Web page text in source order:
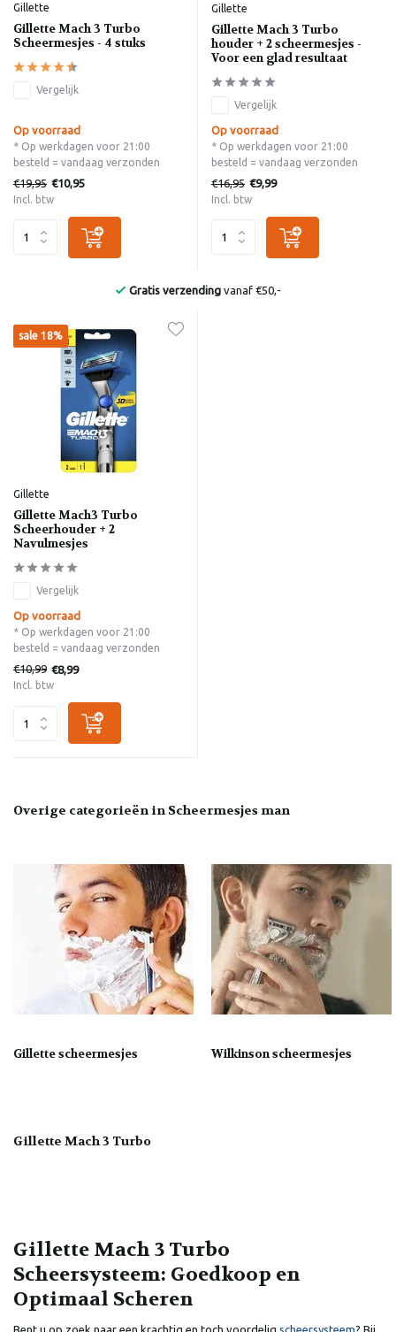
Gillette
Gillette Mach 3 Turbo
Scheermesjes - 4 stuks
Vergelijk
Op voorraad
* Op werkdagen voor 21:00
besteld = vandaag verzonden
€19,95 €10,95
Incl. btw
Gillette
Gillette Mach 3 Turbo
houder + 2 scheermesjes -
Voor een glad resultaat
Vergelijk
Op voorraad
* Op werkdagen voor 21:00
besteld = vandaag verzonden
€16,95 €9,99
Incl. btw
Gratis verzending vanaf €50,-
sale 18%
Gillette
Gillette Mach3 Turbo
Scheerhouder + 2
Navulmesjes
Vergelijk
Op voorraad
* Op werkdagen voor 21:00
besteld = vandaag verzonden
€10,99 €8,99
Incl. btw
Overige categorieën in Scheermesjes man
Gillette scheermesjes Wilkinson scheermesjes
Gillette Mach 3 Turbo
Gillette Mach 3 Turbo
Scheersysteem: Goedkoop en
Optimaal Scheren